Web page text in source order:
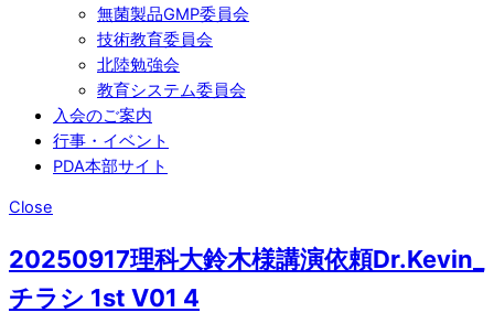
無菌製品GMP委員会
技術教育委員会
北陸勉強会
教育システム委員会
入会のご案内
行事・イベント
PDA本部サイト
Close
20250917理科大鈴木様講演依頼Dr.Kevin_
チラシ 1st V01 4